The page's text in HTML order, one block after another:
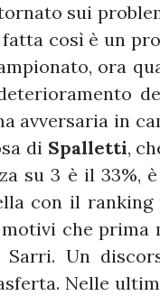
sui
così è un
ora
avversaria in
di Spalletti,
su 3 è il 33%,
con il
che
Sarri. Un
Nelle